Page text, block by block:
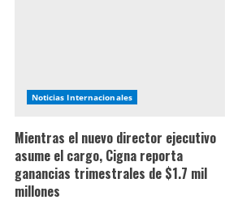
Noticias Internacionales
Mientras el nuevo director ejecutivo
asume el cargo, Cigna reporta
ganancias trimestrales de $1.7 mil
millones